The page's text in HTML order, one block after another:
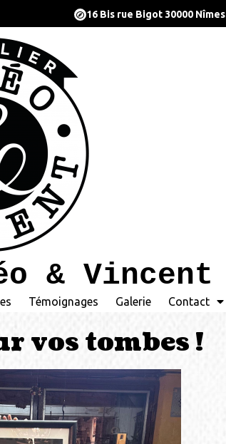
16 Bis rue Bigot 30000 Nîmes
& Vincent
Témoignages Galerie Contact
vos tombes !